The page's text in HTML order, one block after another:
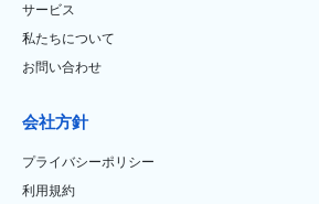
サービス
私たちについて
お問い合わせ
会社方針
プライバシーポリシー
利用規約